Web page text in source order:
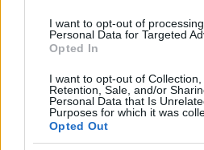
I want to opt-out of
Personal Data for Targeted
Opted In
I want to opt-out of Collection,
Retention, Sale, and/or
Personal Data that Is
Purposes for which it was
Opted Out
Pour rappel, la firme de Redmond
millions de consoles de nouvelle
sortie officielle en novembre
aux ventes de la PlayStation 4,